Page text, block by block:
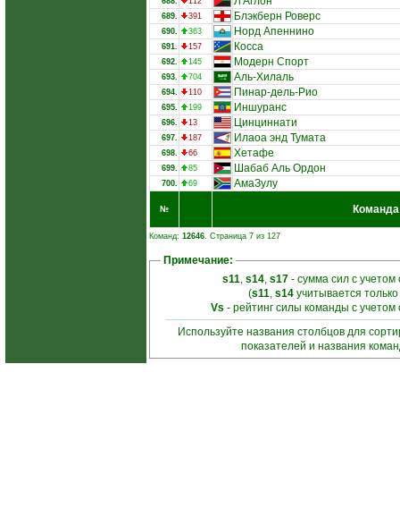
689. 391 Блэкберн Роверс
690. 363 Норд Апеннино
691. 157 Косса
692. 145 Модерн Спорт
693. 704 Аль-Хилаль
694. 110 Пинар-дель-Рио
695. 199 Иншуранс
696. 13 Цинциннати
697. 187 Илаоа энд Тумата
698. 66 Хетафе
699. 85 Шабаб Аль Ордон
700. 69 АмаЗулу
№ Команда
Команд: 12646. Страница 7 из 127
Примечание:
s11, s14, s17- сумма сил с учетом
(s11, s14 учитывается
Vs - рейтинг силы команды с
Используйте названия столбцов для
показателей и названия